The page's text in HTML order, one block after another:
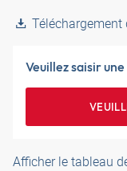
Téléchargement
Veuillez saisir
Afficher le tableau